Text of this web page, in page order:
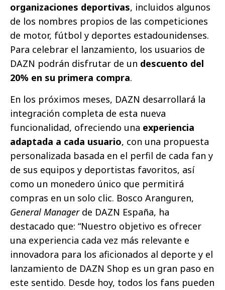
organizaciones deportivas, incluidos algunos
de los nombres propios de las competiciones
de motor, fútbol y deportes estadounidenses.
Para celebrar el lanzamiento, los usuarios de
DAZN podrán disfrutar de un descuento del
20% en su primera compra.
En los próximos meses, DAZN desarrollará la
integración completa de esta nueva
funcionalidad, ofreciendo una experiencia
adaptada a cada usuario, con una propuesta
personalizada basada en el perfil de cada fan y
de sus equipos y deportistas favoritos, así
como un monedero único que permitirá
compras en un solo clic. Bosco Aranguren,
General Managerde DAZN España, ha
destacado que: “Nuestro objetivo es ofrecer
una experiencia cada vez más relevante e
innovadora para los aficionados al deporte y el
lanzamiento de DAZN Shop es un gran paso en
este sentido. Desde hoy, todos los fans pueden